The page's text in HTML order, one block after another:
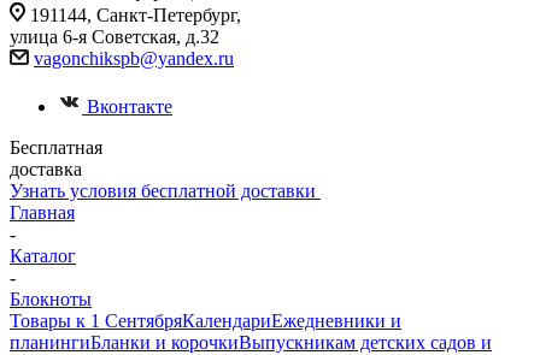
191144, Санкт-Петербург,
улица 6-я Советская, д.32
vagonchikspb@yandex.ru
Вконтакте
Бесплатная
доставка
Узнать условия бесплатной доставки
Главная
-
Каталог
-
Блокноты
Товары к 1 СентябряКалендариЕжедневники и
планингиБланки и корочкиВыпускникам детских садов и